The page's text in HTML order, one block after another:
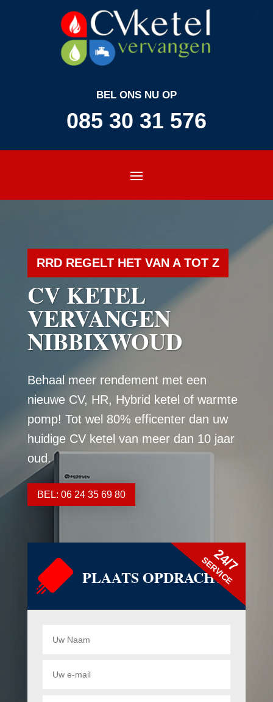
BEL ONS NU OP
085 30 31 576
RRD REGELT HET VAN A TOT Z
CV KETEL
VERVANGEN
NIBBIXWOUD
Behaal meer rendement met een
nieuwe CV, HR, Hybrid ketel of warmte
pomp! Tot wel 80% efficenter dan uw
huidige CV ketel van meer dan 10 jaar
oud.
BEL: 06 24 35 69 80
PLAATS OPDRACHT
24/7
SERVICE